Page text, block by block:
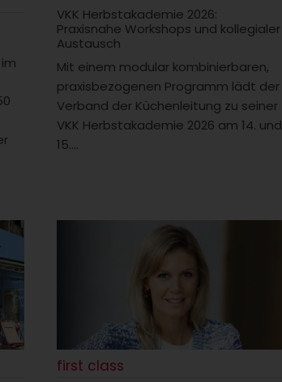
VKK Herbstakademie 2026:
Praxisnahe Workshops und kollegialer
Austausch
Mit einem modular kombinierbaren,
praxisbezogenen Programm lädt der
Verband der Küchenleitung zu seiner
VKK Herbstakademie 2026 am 14. und
15....
first class